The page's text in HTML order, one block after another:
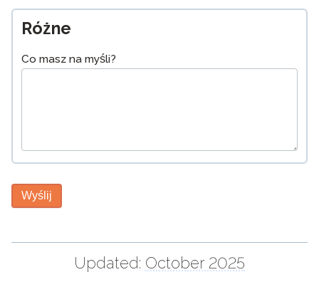
Różne
Co masz na myśli?
Wyślij
Updated: October 2025